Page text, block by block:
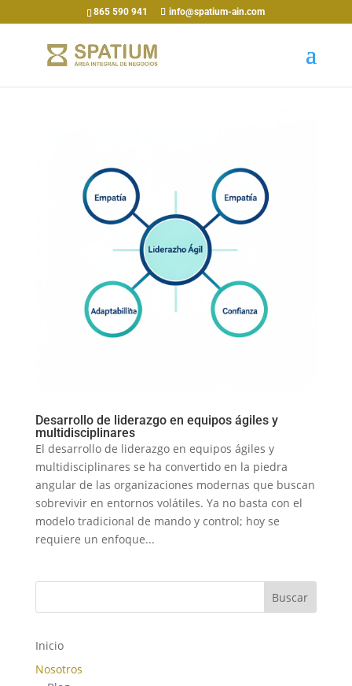
865 590 941 info@spatium-ain.com
Desarrollo de liderazgo en equipos ágiles y
multidisciplinares
El desarrollo de liderazgo en equipos ágiles y
multidisciplinares se ha convertido en la piedra
angular de las organizaciones modernas que buscan
sobrevivir en entornos volátiles. Ya no basta con el
modelo tradicional de mando y control; hoy se
requiere un enfoque...
Buscar
Inicio
Nosotros